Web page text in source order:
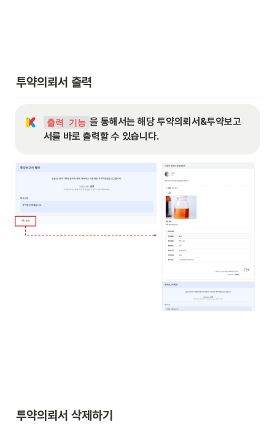
투약의뢰서 출력
출력 기능 을 통해서는 해당 투약의뢰서&투약보고
서를 바로 출력할 수 있습니다.
투약의뢰서 삭제하기